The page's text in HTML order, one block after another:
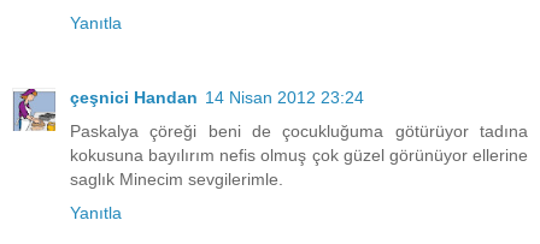
Yanıtla
çeşnici Handan 14 Nisan 2012 23:24
Paskalya çöreği beni de çocukluğuma götürüyor tadına
kokusuna bayılırım nefis olmuş çok güzel görünüyor ellerine
saglık Minecim sevgilerimle.
Yanıtla